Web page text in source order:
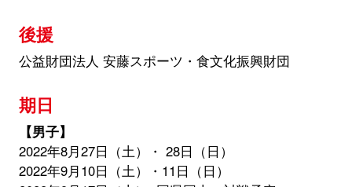
後援
公益財団法人 安藤スポーツ・食文化振興財団
期日
【男子】
2022年8月27日（土）・ 28日（日）
2022年9月10日（土）・11日（日）